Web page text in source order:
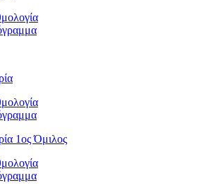
1ος Όμιλος